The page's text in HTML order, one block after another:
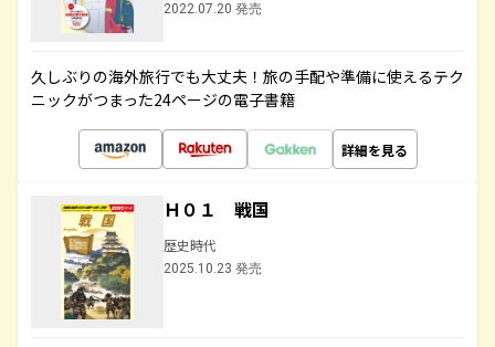
2022.07.20 発売
久しぶりの海外旅行でも大丈夫！旅の手配や準備に使えるテク
ニックがつまった24ページの電子書籍
詳細を見る
Ｈ０１ 戦国
歴史時代
2025.10.23 発売